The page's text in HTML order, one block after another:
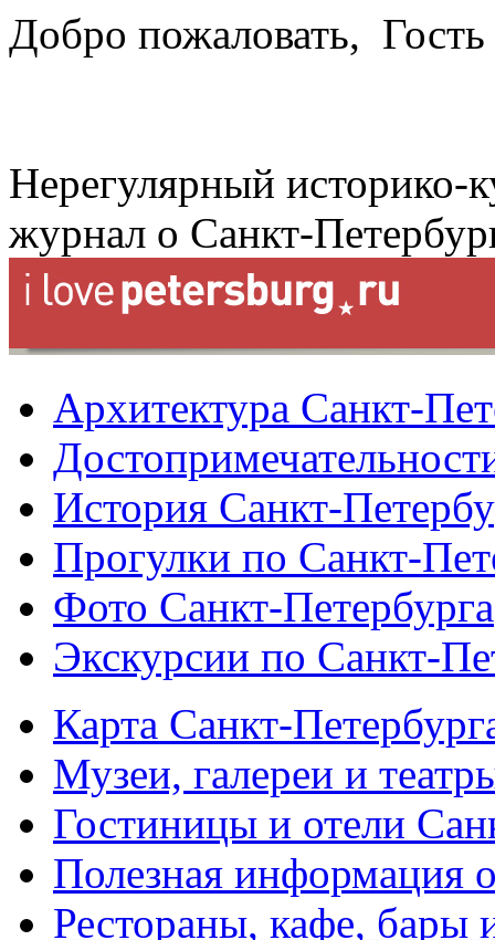
Добро пожаловать, Гость
Нерегулярный историко-
журнал о Санкт-
Архитектура Санкт-
История Санкт-
Прогулки по Санкт-
Фото Санкт-Петербурга
Экскурсии по Санкт-
Карта Санкт-
Музеи, галереи и
Гостиницы и отели
Полезная информация
Рестораны, кафе, бары